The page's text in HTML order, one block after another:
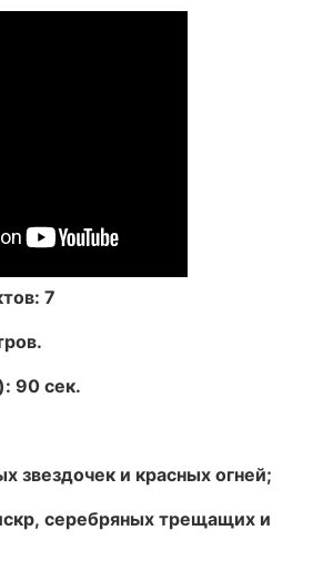
7
90 сек.
звездочек и красных огней;
серебряных трещащих и